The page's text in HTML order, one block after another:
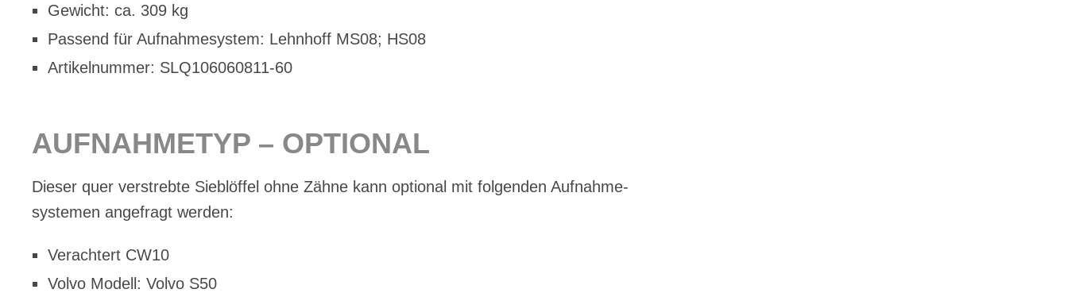
Ge­wicht: ca. 309 kg
Pas­send für Auf­nah­me­sys­tem: Lehn­hoff MS08; HS08
Ar­ti­kel­num­mer: SLQ106060811-60
AUF­NAH­ME­TYP – OP­TIO­NAL
Die­ser quer ver­streb­te Sieb­löf­fel ohne Zäh­ne kann op­tio­nal mit fol­gen­den Auf­nah­me­
sys­te­men an­ge­fragt wer­den:
Ver­ach­tert CW10
Vol­vo Mo­dell: Vol­vo S50